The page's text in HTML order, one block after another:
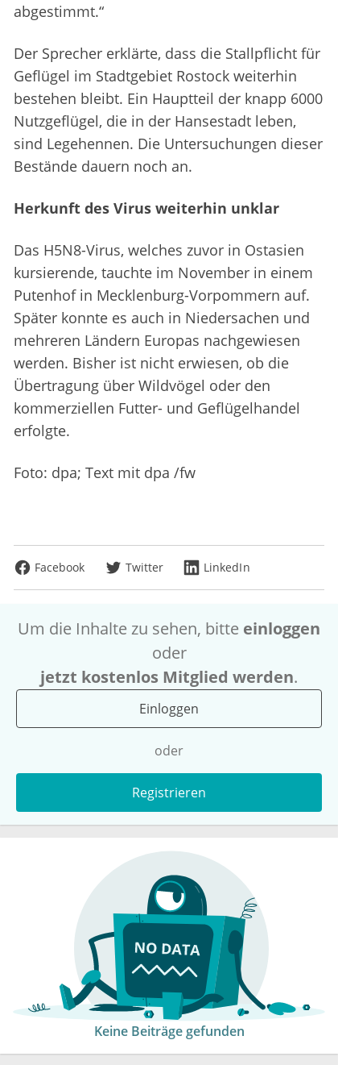
abgestimmt.“
Der Sprecher erklärte, dass die Stallpflicht für
Geflügel im Stadtgebiet Rostock weiterhin
bestehen bleibt. Ein Hauptteil der knapp 6000
Nutzgeflügel, die in der Hansestadt leben,
sind Legehennen. Die Untersuchungen dieser
Bestände dauern noch an.
Herkunft des Virus weiterhin unklar
Das H5N8-Virus, welches zuvor in Ostasien
kursierende, tauchte im November in einem
Putenhof in Mecklenburg-Vorpommern auf.
Später konnte es auch in Niedersachen und
mehreren Ländern Europas nachgewiesen
werden. Bisher ist nicht erwiesen, ob die
Übertragung über Wildvögel oder den
kommerziellen Futter- und Geflügelhandel
erfolgte.
Foto: dpa; Text mit dpa /fw
Facebook Twitter LinkedIn
Um die Inhalte zu sehen, bitte einloggen
oder
jetzt kostenlos Mitglied werden.
Einloggen
oder
Registrieren
Keine Beiträge gefunden